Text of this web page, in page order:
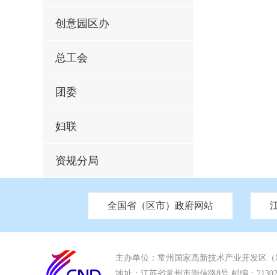
创意园区办
总工会
团委
妇联
资规分局
全国省（区市）政府网站
北京 天津 重庆 河南 河北
中国江苏 南京市政府 苏州市政府
市发改委 市工信局 市教育局 市科技
市应急管理局 市审计局 市外事办
主办单位：常州国家高新技术产业开发区